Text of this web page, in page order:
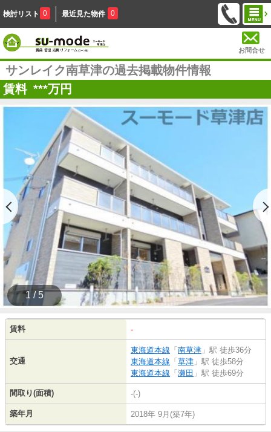
検討リスト 0 最近見た物件 0
お問合せ
サンレイク南草津の過去掲載物件情報
賃料 ***万円
1 / 5
賃料 -
交通
東海道本線 「 南草津 」駅 徒歩36分
東海道本線 「 草津 」駅 徒歩58分
東海道本線 「 瀬田 」駅 徒歩69分
間取り(面積) -(-)
築年月 2018年 9月(築7年)